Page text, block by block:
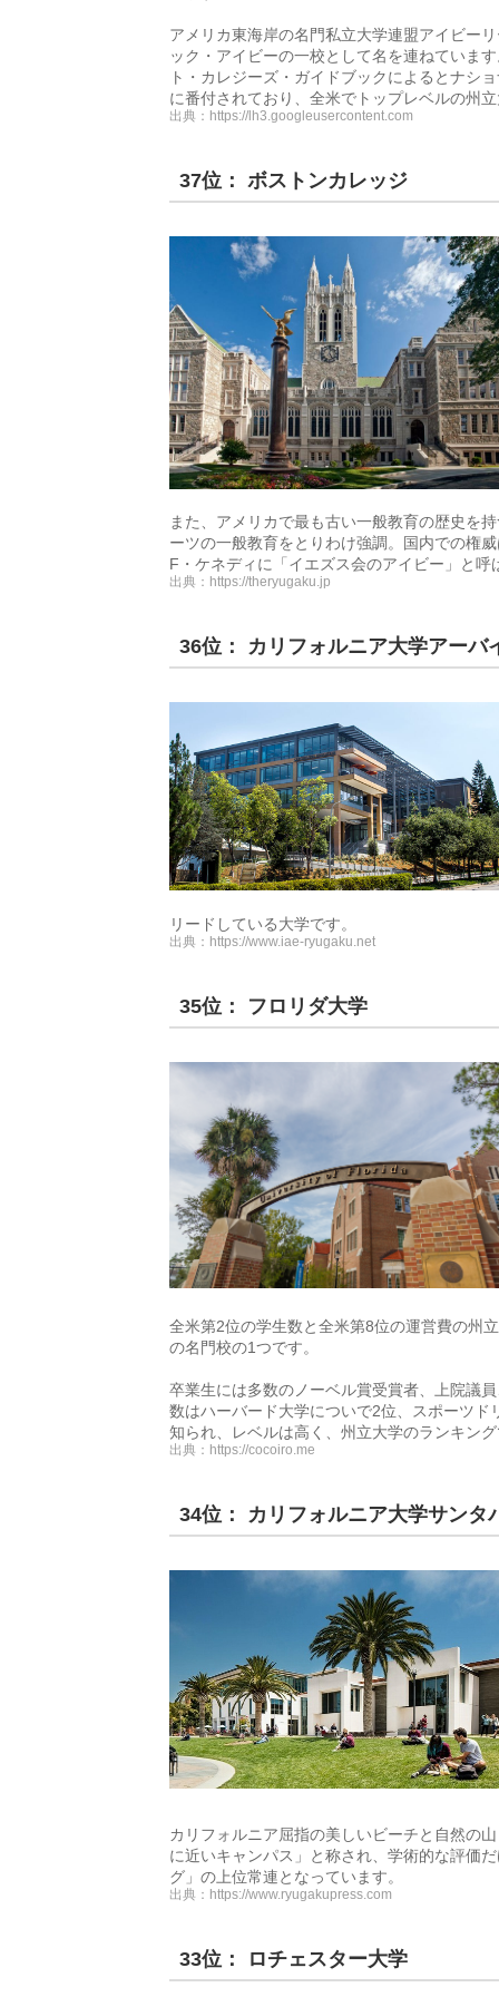
アメリカ東海岸の名門私立大学連盟アイビー
ック・アイビーの一校として名を連ねていま
ト・カレジーズ・ガイドブックによるとナシ
に番付されており、全米でトップレベルの州
出典： https://lh3.googleusercontent.com
37位： ボストンカレッジ
また、アメリカで最も古い一般教育の歴史を
ーツの一般教育をとりわけ強調。国内での権
F・ケネディに「イエズス会のアイビー」と呼
出典： https://theryugaku.jp
36位： カリフォルニア大学アーバ
リードしている大学です。
出典： https://www.iae-ryugaku.net
35位： フロリダ大学
全米第2位の学生数と全米第8位の運営費の州
の名門校の1つです。
卒業生には多数のノーベル賞受賞者、上院議
数はハーバード大学についで2位、スポーツ
知られ、レベルは高く、州立大学のランキン
出典： https://cocoiro.me
34位： カリフォルニア大学サンタ
カリフォルニア屈指の美しいビーチと自然の
に近いキャンパス」と称され、学術的な評価
グ」の上位常連となっています。
出典： https://www.ryugakupress.com
33位： ロチェスター大学